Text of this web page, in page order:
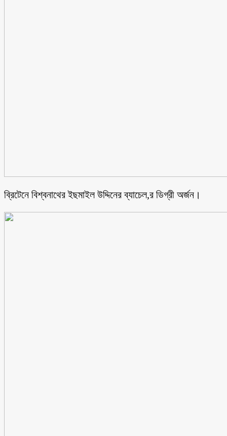
ব্রিটেনে বিশ্বনাথের ইছমাইল উদ্দিনের ব্যাচেল,র ডিগ্রী অর্জন।